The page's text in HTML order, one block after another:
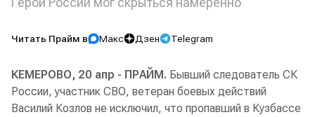
Читать Прайм в Макс Дзен Telegram
КЕМЕРОВО, 20 апр - ПРАЙМ. Бывший следователь СК
России, участник СВО, ветеран боевых действий
Василий Козлов не исключил, что пропавший в Кузбассе